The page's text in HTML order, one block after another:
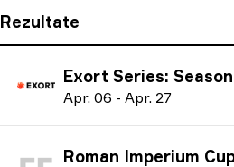
Rezultate
Exort Series:
Apr. 06 - Apr. 27
Roman Imperium